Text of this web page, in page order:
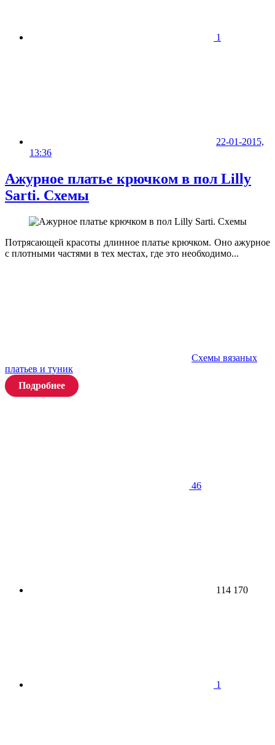
1
22-01-2015,
13:36
Ажурное платье крючком в пол Lilly
Sarti. Схемы
Потрясающей красоты длинное платье крючком. Оно ажурное
с плотными частями в тех местах, где это необходимо...
Схемы вязаных
платьев и туник
Подробнее
46
114 170
1